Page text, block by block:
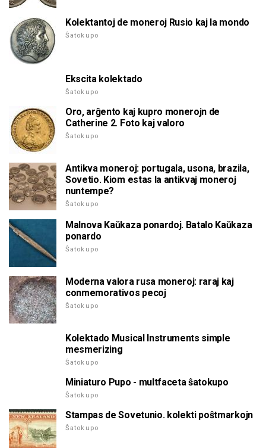
Kolektantoj de moneroj Rusio kaj la mondo
Ŝatokupo
Ekscita kolektado
Ŝatokupo
Oro, arĝento kaj kupro monerojn de
Catherine 2. Foto kaj valoro
Ŝatokupo
Antikva moneroj: portugala, usona, brazila,
Sovetio. Kiom estas la antikvaj moneroj
nuntempe?
Ŝatokupo
Malnova Kaŭkaza ponardoj. Batalo Kaŭkaza
ponardo
Ŝatokupo
Moderna valora rusa moneroj: raraj kaj
conmemorativos pecoj
Ŝatokupo
Kolektado Musical Instruments simple
mesmerizing
Ŝatokupo
Miniaturo Pupo - multfaceta ŝatokupo
Ŝatokupo
Stampas de Sovetunio. kolekti poŝtmarkojn
Ŝatokupo